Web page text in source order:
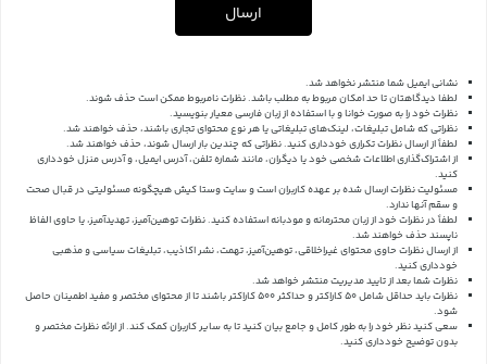
ارسال
نشانی ایمیل شما منتشر نخواهد شد.
لطفا دیدگاهتان تا حد امکان مربوط به مطلب باشد. نظرات نامربوط ممکن است حذف شوند.
نظرات خود را به صورت خوانا و با استفاده از زبان فارسی معیار بنویسید.
نظراتی که شامل تبلیغات، لینک‌های تبلیغاتی یا هر نوع محتوای تجاری باشند، حذف خواهند شد.
لطفاً از ارسال نظرات تکراری خودداری کنید. نظراتی که چندین بار ارسال شوند، حذف خواهند شد.
از اشتراک‌گذاری اطلاعات شخصی خود یا دیگران، مانند شماره تلفن، آدرس ایمیل، و آدرس منزل خودداری
کنید.
مسئولیت نظرات ارسال شده بر عهده کاربران است و سایت وستا کیش هیچگونه مسئولیتی در قبال صحت
و سقم آنها ندارد.
لطفاً در نظرات خود از زبان محترمانه و مودبانه استفاده کنید. نظرات توهین‌آمیز، تهدیدآمیز، یا حاوی الفاظ
ناپسند حذف خواهند شد.
از ارسال نظرات حاوی محتوای غیراخلاقی، توهین‌آمیز، تهمت، نشر اکاذیب، تبلیغات سیاسی و مذهبی
خودداری کنید.
نظرات شما بعد از تایید مدیریت منتشر خواهد شد.
نظرات باید حداقل شامل 50 کاراکتر و حداکثر 500 کاراکتر باشند تا از محتوای مختصر و مفید اطمینان حاصل
شود.
سعی کنید نظر خود را به طور کامل و جامع بیان کنید تا به سایر کاربران کمک کند.از ارائه نظرات مختصر و
بدون توضیح خودداری کنید.